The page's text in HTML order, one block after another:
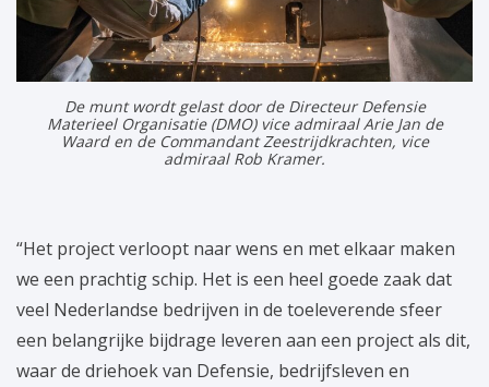
De munt wordt gelast door de Directeur Defensie
Materieel Organisatie (DMO) vice admiraal Arie Jan de
Waard en de Commandant Zeestrijdkrachten, vice
admiraal Rob Kramer.
“Het project verloopt naar wens en met elkaar maken
we een prachtig schip. Het is een heel goede zaak dat
veel Nederlandse bedrijven in de toeleverende sfeer
een belangrijke bijdrage leveren aan een project als dit,
waar de driehoek van Defensie, bedrijfsleven en